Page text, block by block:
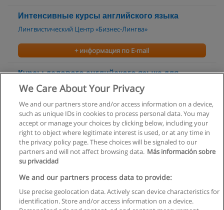
Интенсивные курсы английского языка
Лингвистический Центр «Бизнес-Лингва»
+ информация по E-mail
Курсы делового английского языка для
взрослых
Лингвистический Центр «Бизнес-Лингва»
+ информация по E-mail
Правила пользования
Конфиденциальность информации
We Care About Your Privacy
We and our partners store and/or access information on a device,
such as unique IDs in cookies to process personal data. You may
accept or manage your choices by clicking below, including your
right to object where legitimate interest is used, or at any time in
the privacy policy page. These choices will be signaled to our
partners and will not affect browsing data. Más información sobre
su privacidad
We and our partners process data to provide:
Use precise geolocation data. Actively scan device characteristics for
identification. Store and/or access information on a device.